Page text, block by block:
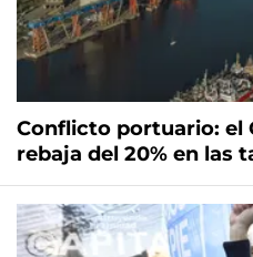
Conflicto portuario: el
rebaja del 20% en las